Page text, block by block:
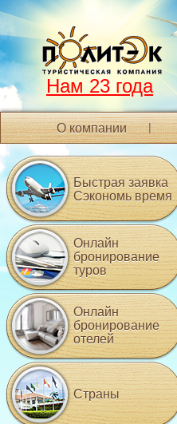
Нам 23 года
О компании
Быстрая заявка
Сэкономь время
Онлайн
бронирование
туров
Онлайн
бронирование
отелей
Страны